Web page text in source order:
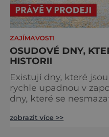
ZAJÍMAVOSTI
OSUDOVÉ DNY,
HISTORII
Existují dny, které
rychle upadnou v
dny, které se
dojde k významnému
zobrazit více >>